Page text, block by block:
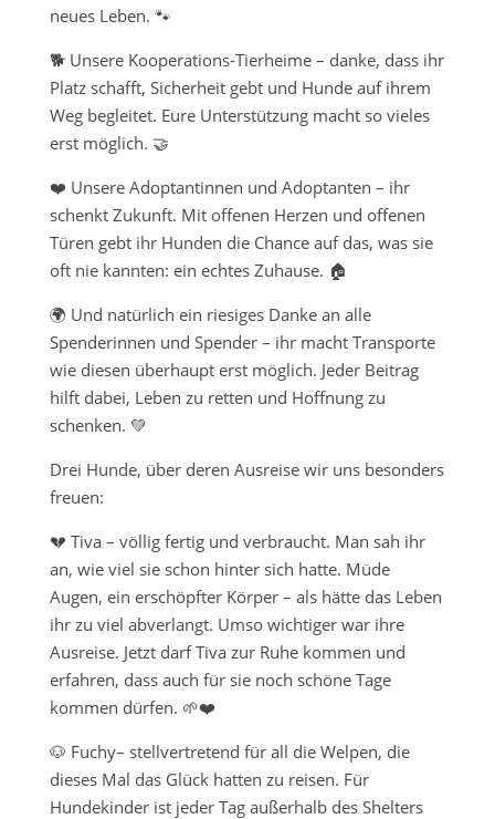
neues Leben. 🐾
🐕 Unsere Kooperations-Tierheime – danke, dass ihr
Platz schafft, Sicherheit gebt und Hunde auf ihrem
Weg begleitet. Eure Unterstützung macht so vieles
erst möglich. 🤝
❤️ Unsere Adoptantinnen und Adoptanten – ihr
schenkt Zukunft. Mit offenen Herzen und offenen
Türen gebt ihr Hunden die Chance auf das, was sie
oft nie kannten: ein echtes Zuhause. 🏠
🌍 Und natürlich ein riesiges Danke an alle
Spenderinnen und Spender – ihr macht Transporte
wie diesen überhaupt erst möglich. Jeder Beitrag
hilft dabei, Leben zu retten und Hoffnung zu
schenken. 💚
Drei Hunde, über deren Ausreise wir uns besonders
freuen:
💔 Tiva – völlig fertig und verbraucht. Man sah ihr
an, wie viel sie schon hinter sich hatte. Müde
Augen, ein erschöpfter Körper – als hätte das Leben
ihr zu viel abverlangt. Umso wichtiger war ihre
Ausreise. Jetzt darf Tiva zur Ruhe kommen und
erfahren, dass auch für sie noch schöne Tage
kommen dürfen. 🌱❤️
🐶 Fuchy– stellvertretend für all die Welpen, die
dieses Mal das Glück hatten zu reisen. Für
Hundekinder ist jeder Tag außerhalb des Shelters